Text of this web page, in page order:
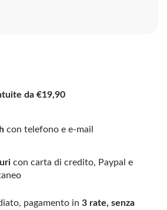
da €19,90
con telefono e e-mail
con carta di credito, Paypal e
pagamento in 3 rate, senza